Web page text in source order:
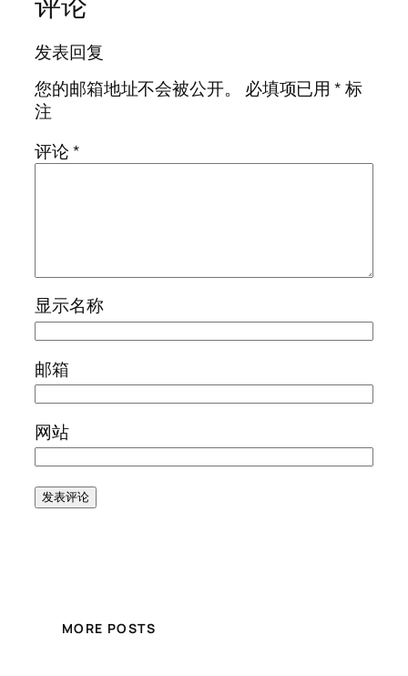
发表回复
您的邮箱地址不会被公开。
必填项已用*标
注
评论*
显示名称
邮箱
网站
MORE POSTS